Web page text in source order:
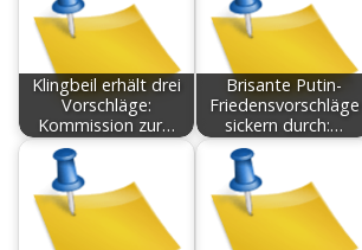
Klingbeil erhält drei
Vorschläge:
Kommission zur…
Brisante Putin-
Friedensvorschläge
sickern durch:…